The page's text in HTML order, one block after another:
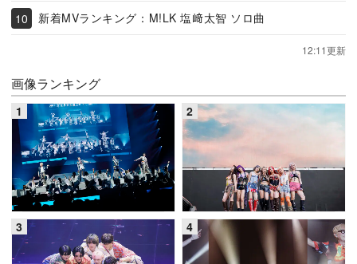
新着MVランキング：M!LK 塩﨑太智 ソロ曲
12:11更新
画像ランキング